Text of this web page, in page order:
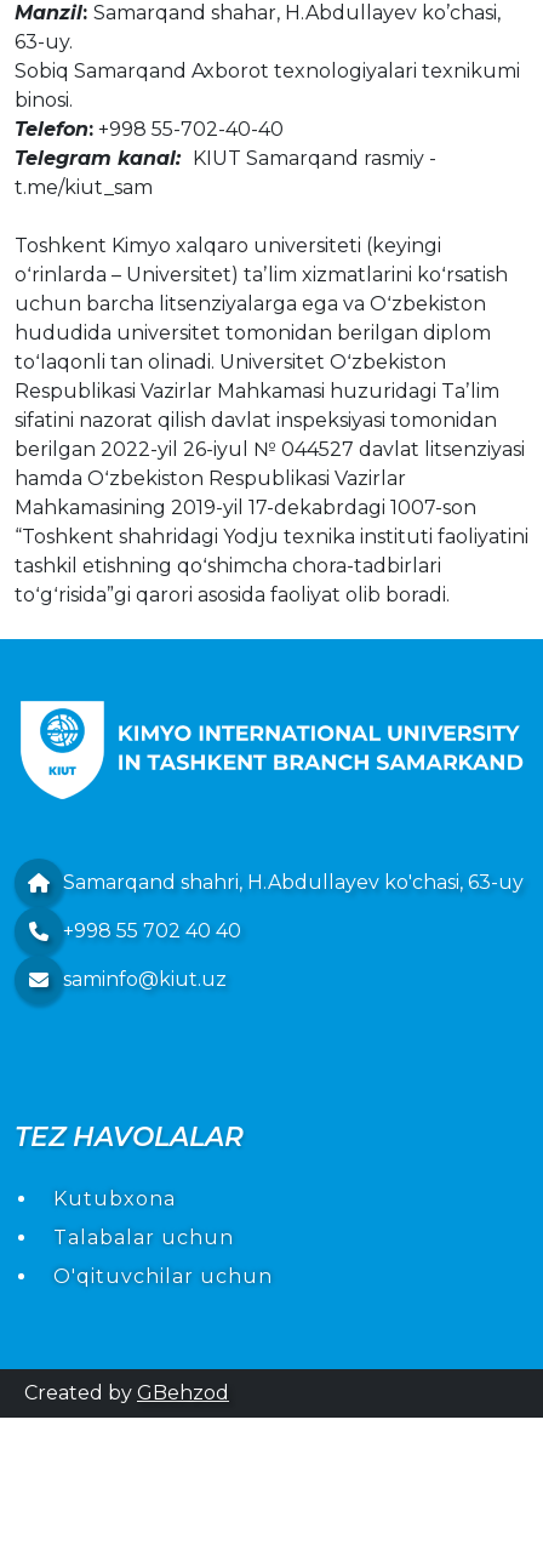
Manzil: Samarqand shahar, H.Abdullayev ko’chasi,
63-uy.
Sobiq Samarqand Axborot texnologiyalari texnikumi
binosi.
Telefon: +998 55-702-40-40
Telegram kanal:
KIUT Samarqand rasmiy -
t.me/kiut_sam
Toshkent Kimyo xalqaro universiteti (keyingi
oʻrinlarda – Universitet) taʼlim xizmatlarini koʻrsatish
uchun barcha litsenziyalarga ega va Oʻzbekiston
hududida universitet tomonidan berilgan diplom
toʻlaqonli tan olinadi. Universitet Oʻzbekiston
Respublikasi Vazirlar Mahkamasi huzuridagi Taʼlim
sifatini nazorat qilish davlat inspeksiyasi tomonidan
berilgan 2022-yil 26-iyul № 044527 davlat litsenziyasi
hamda Oʻzbekiston Respublikasi Vazirlar
Mahkamasining 2019-yil 17-dekabrdagi 1007-son
“Toshkent shahridagi Yodju texnika instituti faoliyatini
tashkil etishning qoʻshimcha chora-tadbirlari
toʻgʻrisida”gi qarori asosida faoliyat olib boradi.
Samarqand shahri, H.Abdullayev ko'chasi, 63-uy
+998 55 702 40 40
saminfo@kiut.uz
TEZ HAVOLALAR
Kutubxona
Talabalar uchun
O'qituvchilar uchun
Created by GBehzod